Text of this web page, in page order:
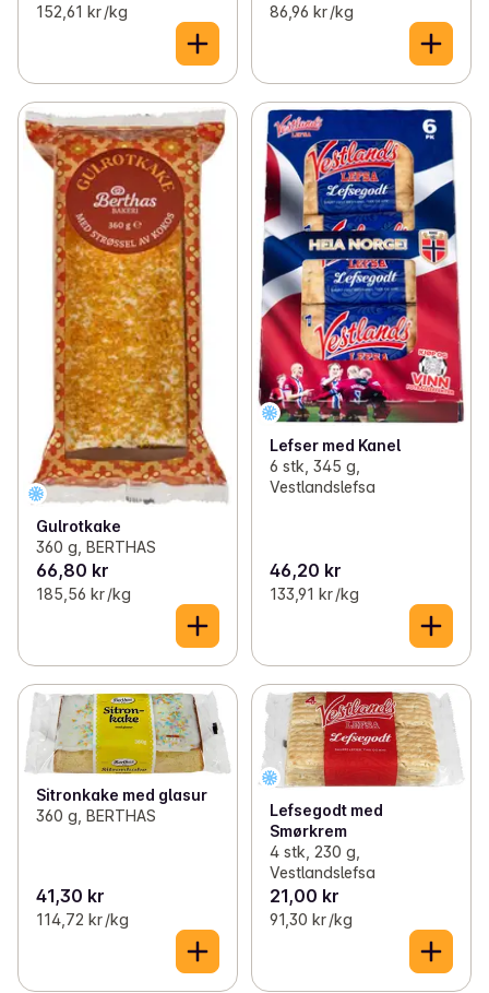
152,61 kr /kg 86,96 kr /kg
Gulrotkake
360 g, BERTHAS
66,80 kr
185,56 kr /kg
Lefser med Kanel
6 stk, 345 g,
Vestlandslefsa
46,20 kr
133,91 kr /kg
Sitronkake med glasur
360 g, BERTHAS
41,30 kr
114,72 kr /kg
Lefsegodt med
Smørkrem
4 stk, 230 g,
Vestlandslefsa
21,00 kr
91,30 kr /kg